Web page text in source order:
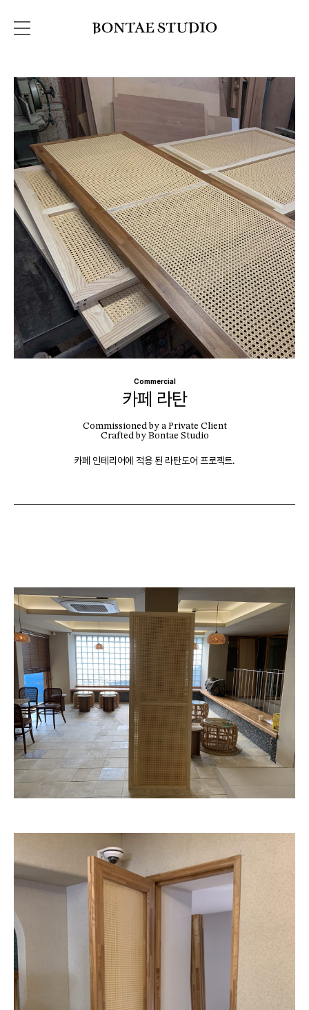
Commercial
카페 라탄
Commissioned by a Private Client
Crafted by Bontae Studio
카페 인테리어에 적용 된 라탄도어 프로젝트.